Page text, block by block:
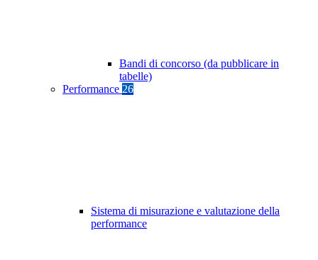
Bandi di concorso (da pubblicare in
tabelle)
Performance 26
Sistema di misurazione e valutazione della
performance